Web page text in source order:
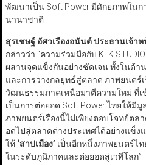
พัฒนาเป็น Soft Power มีศักยภาพใน
นานาชาติ
สุรเชษฐ์ อัศวเรืองอนันต์ ประธานเจ้า
กล่าวว่า “ความร่วมมือกับ KLK
ผสานจุดแข็งกันอย่างชัดเจน ทั้งในด้
และการวางกลยุทธ์สู่ตลาด ภาพยนตร์
วัฒนธรรมภาคเหนือมาตีความใหม่ ที่เ
เป็นการต่อยอด Soft Power ไทยให้มีมู
ภาพยนตร์เรื่องนี้ไม่เพียงตอบโจทย์ตล
อดไปสู่ตลาดต่างประเทศได้อย่างแข็ง
ให้ ‘สาปเมือง’ เป็นอีกหนึ่งภาพยนตร์ไ
ในระดับภูมิภาคและต่อยอดสู่เวทีโลก”